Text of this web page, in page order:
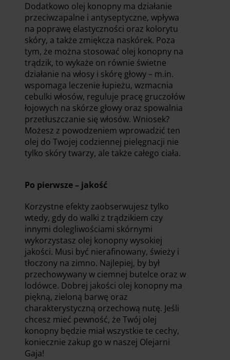
Dodatkowo olej konopny ma działanie
przeciwzapalne i antyseptyczne, wpływa
na poprawę elastyczności oraz kolorytu
skóry, a także zmiękcza naskórek. Poza
tym, że można stosować olej konopny na
trądzik, to wykaże on równie świetne
działanie na włosy i skórę głowy – m.in.
wspomaga leczenie łupieżu, wzmacnia
cebulki włosów, reguluje pracę gruczołów
łojowych na skórze głowy oraz spowalnia
przetłuszczanie się włosów. Wniosek?
Możesz z powodzeniem wprowadzić ten
olej do Twojej codziennej pielęgnacji nie
tylko skóry twarzy, ale także całego ciała.
Po pierwsze – jakość
Korzystne efekty zaobserwujesz tylko
wtedy, gdy do walki z trądzikiem czy
innymi dolegliwościami skórnymi
wykorzystasz olej konopny wysokiej
jakości. Musi być nierafinowany, świeży i
tłoczony na zimno. Najlepiej, by był
przechowywany w ciemnej butelce oraz w
lodówce. Dobrej jakości olej konopny ma
piękną, zieloną barwę oraz
charakterystyczną orzechową nutę. Jeśli
chcesz mieć pewność, że Twój olej
konopny będzie miał wszystkie te cechy,
koniecznie zakup go w naszej Olejarni
Gaja!